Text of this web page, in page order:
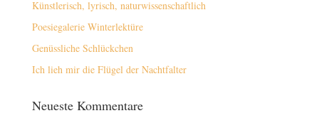
Künstlerisch, lyrisch, naturwissenschaftlich
Poesiegalerie Winterlektüre
Genüssliche Schlückchen
Ich lieh mir die Flügel der Nachtfalter
Neueste Kommentare